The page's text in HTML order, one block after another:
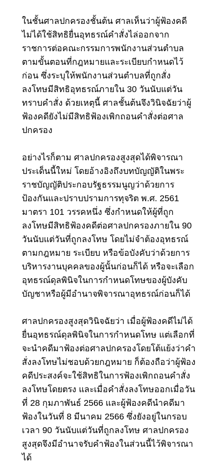
ในชั้นศาลปกครองชั้นต้น ศาลเห็นว่าผู้ฟ้องคดี
ไม่ได้ใช้สิทธิยื่นอุทธรณ์คำสั่งไล่ออกจาก
ราชการต่อคณะกรรมการพนักงานส่วนตำบล
ตามขั้นตอนที่กฎหมายและระเบียบกำหนดไว้
ก่อน ซึ่งระบุให้พนักงานส่วนตำบลที่ถูกสั่ง
ลงโทษมีสิทธิอุทธรณ์ภายใน 30 วันนับแต่วัน
ทราบคำสั่ง ด้วยเหตุนี้ ศาลชั้นต้นจึงวินิจฉัยว่าผู้
ฟ้องคดียังไม่มีสิทธิฟ้องเพิกถอนคำสั่งต่อศาล
ปกครอง
อย่างไรก็ตาม ศาลปกครองสูงสุดได้พิจารณา
ประเด็นนี้ใหม่ โดยอ้างอิงถึงบทบัญญัติในพระ
ราชบัญญัติประกอบรัฐธรรมนูญว่าด้วยการ
ป้องกันและปราบปรามการทุจริต พ.ศ. 2561
มาตรา 101 วรรคหนึ่ง ซึ่งกำหนดให้ผู้ที่ถูก
ลงโทษมีสิทธิฟ้องคดีต่อศาลปกครองภายใน 90
วันนับแต่วันที่ถูกลงโทษ โดยไม่จำต้องอุทธรณ์
ตามกฎหมาย ระเบียบ หรือข้อบังคับว่าด้วยการ
บริหารงานบุคคลของผู้นั้นก่อนก็ได้ หรือจะเลือก
อุทธรณ์ดุลพินิจในการกำหนดโทษของผู้บังคับ
บัญชาหรือผู้มีอำนาจพิจารณาอุทธรณ์ก่อนก็ได้
ศาลปกครองสูงสุดวินิจฉัยว่า เมื่อผู้ฟ้องคดีไม่ได้
ยื่นอุทธรณ์ดุลพินิจในการกำหนดโทษ แต่เลือกที่
จะนำคดีมาฟ้องต่อศาลปกครองโดยโต้แย้งว่าคำ
สั่งลงโทษไม่ชอบด้วยกฎหมาย ก็ต้องถือว่าผู้ฟ้อง
คดีประสงค์จะใช้สิทธิในการฟ้องเพิกถอนคำสั่ง
ลงโทษโดยตรง และเมื่อคำสั่งลงโทษออกเมื่อวัน
ที่ 28 กุมภาพันธ์ 2566 และผู้ฟ้องคดีนำคดีมา
ฟ้องในวันที่ 8 มีนาคม 2566 ซึ่งยังอยู่ในกรอบ
เวลา 90 วันนับแต่วันที่ถูกลงโทษ ศาลปกครอง
สูงสุดจึงมีอำนาจรับคำฟ้องในส่วนนี้ไว้พิจารณา
ได้